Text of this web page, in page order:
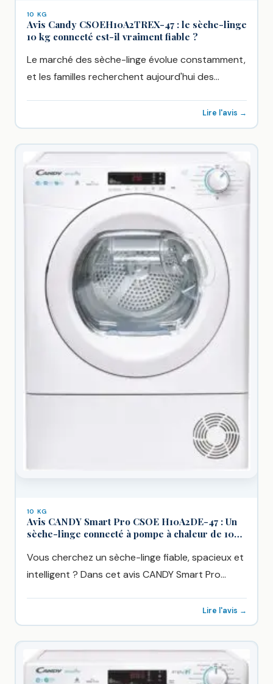
10 KG
Avis Candy CSOEH10A2TREX-47 : le sèche-linge
10 kg connecté est-il vraiment fiable ?
Le marché des sèche-linge évolue constamment,
et les familles recherchent aujourd'hui des
Lire l'avis →
10 KG
Avis CANDY Smart Pro CSOE H10A2DE-47 : Un
sèche-linge connecté à pompe à chaleur de 10
Vous cherchez un sèche-linge fiable, spacieux et
intelligent ? Dans cet avis CANDY Smart Pro
Lire l'avis →